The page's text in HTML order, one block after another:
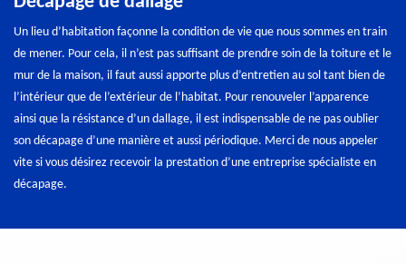
Un lieu d’habitation façonne la condition de vie que nous sommes en train
de mener. Pour cela, il n’est pas suffisant de prendre soin de la toiture et le
mur de la maison, il faut aussi apporte plus d’entretien au sol tant bien de
l’intérieur que de l’extérieur de l’habitat. Pour renouveler l’apparence
ainsi que la résistance d’un dallage, il est indispensable de ne pas oublier
son décapage d’une manière et aussi périodique. Merci de nous appeler
vite si vous désirez recevoir la prestation d’une entreprise spécialiste en
décapage.